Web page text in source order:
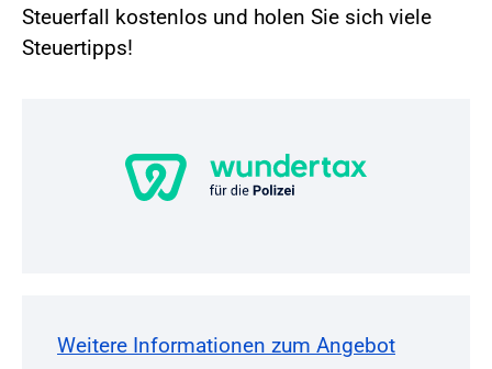
Steuerfall kostenlos und holen Sie sich viele
Steuertipps!
Weitere Informationen zum Angebot